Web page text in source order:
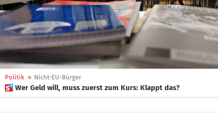
Politik » Nicht-EU-Bürger
 Wer Geld will, muss zuerst zum Kurs: Klappt das?